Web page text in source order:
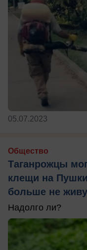
05.07.2023
Общество
Таганрожцы
клещи на
больше не
Надолго ли?